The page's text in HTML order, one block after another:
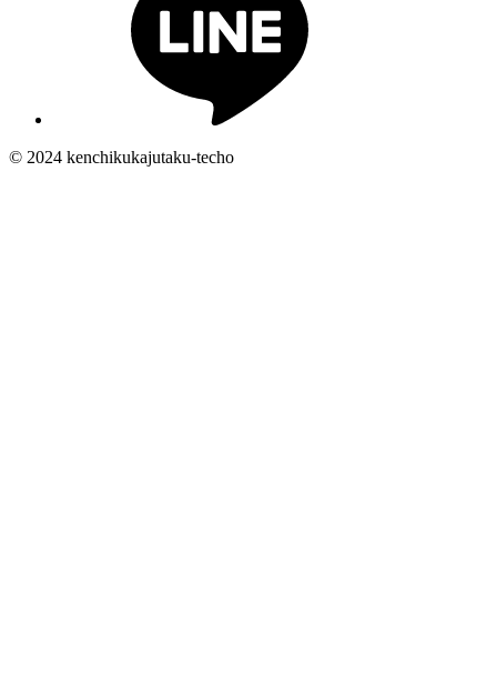
© 2024 kenchikukajutaku-techo